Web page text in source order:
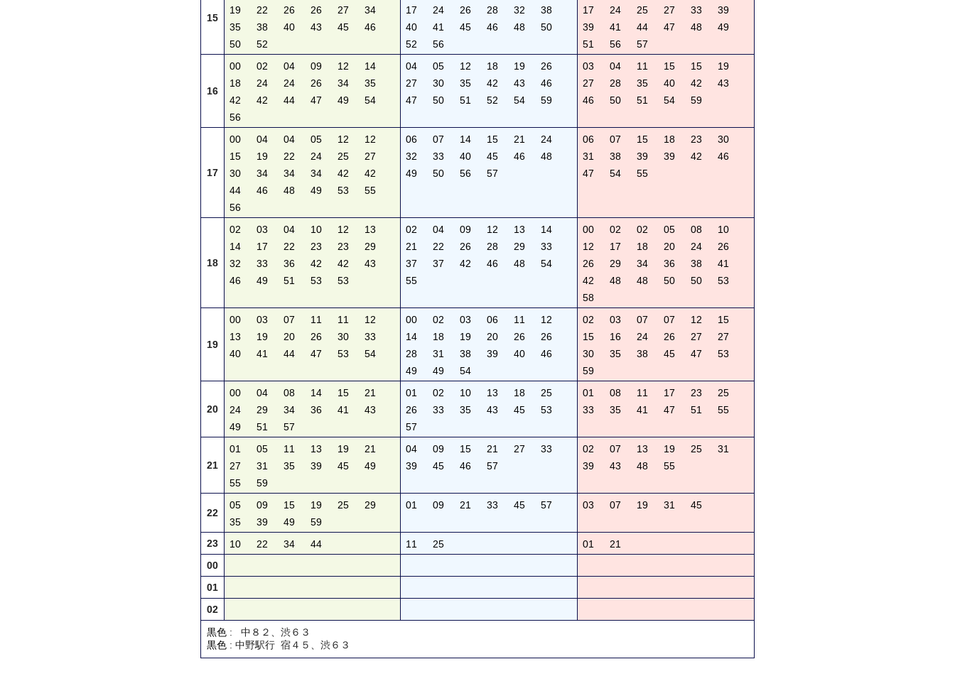
15
19
22 26 26 27
34
35
38 40 43 45
46
50
52
17
24 26 28 32
38
40
41 45 46 48
50
52
56
17
24 25 27 33
39
39
41 44 47 48
49
51
56 57
16
00 02 04 09 12
14
18
24 24 26 34
35
42
42 44 47 49
54
56
04 05 12 18 19
26
27
30 35 42 43
46
47
50 51 52 54 59
03 04 11 15 15
19
27
28 35 40 42
43
46
50 51 54 59
17
00 04 04 05 12
12
15
19 22 24 25
27
30
34 34 34 42
42
44
46 48 49 53
55
56
06 07 14 15 21
24
32
33 40 45 46
48
49
50 56 57
06 07 15 18 23
30
31
38 39 39 42
46
47
54 55
18
02 03 04 10 12
13
14
17 22 23 23
29
32
33 36 42 42
43
46
49 51 53 53
02 04 09 12 13
14
21
22 26 28 29
33
37
37 42 46 48
54
55
00 02 02 05 08
10
12
17 18 20 24
26
26
29 34 36 38
41
42
48 48 50 50
53
58
19
00 03 07 11 11
12
13
19 20 26 30
33
40
41 44 47 53 54
00 02 03 06 11
12
14
18 19 20 26
26
28
31 38 39 40
46
49
49 54
02 03 07 07 12
15
15
16 24 26 27
27
30
35 38 45 47
53
59
20
00 04 08 14 15
21
24
29 34 36 41
43
49
51 57
01 02 10 13 18
25
26
33 35 43 45
53
57
01 08 11 17 23
25
33
35 41 47 51 55
21
01 05 11 13 19
21
27
31 35 39 45
49
55
59
04 09 15 21 27
33
39
45 46 57
02 07 13 19 25
31
39
43 48 55
22
05 09 15 19 25
29
35
39 49 59
01 09 21 33 45 57 03 07 19 31 45
23 10 22 34 44 11 25 01
21
00
01
02
黒色 : 中８２、渋６３
黒色 : 中野駅行 宿４５、渋６３